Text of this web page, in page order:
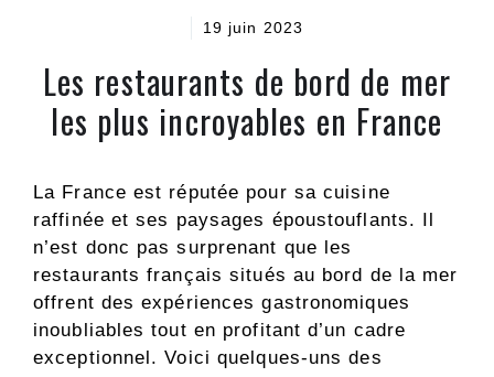
19 juin 2023
Les restaurants de bord de mer
les plus incroyables en France
La France est réputée pour sa cuisine
raffinée et ses paysages époustouflants. Il
n’est donc pas surprenant que les
restaurants français situés au bord de la mer
offrent des expériences gastronomiques
inoubliables tout en profitant d’un cadre
exceptionnel. Voici quelques-uns des